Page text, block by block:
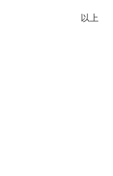
以上